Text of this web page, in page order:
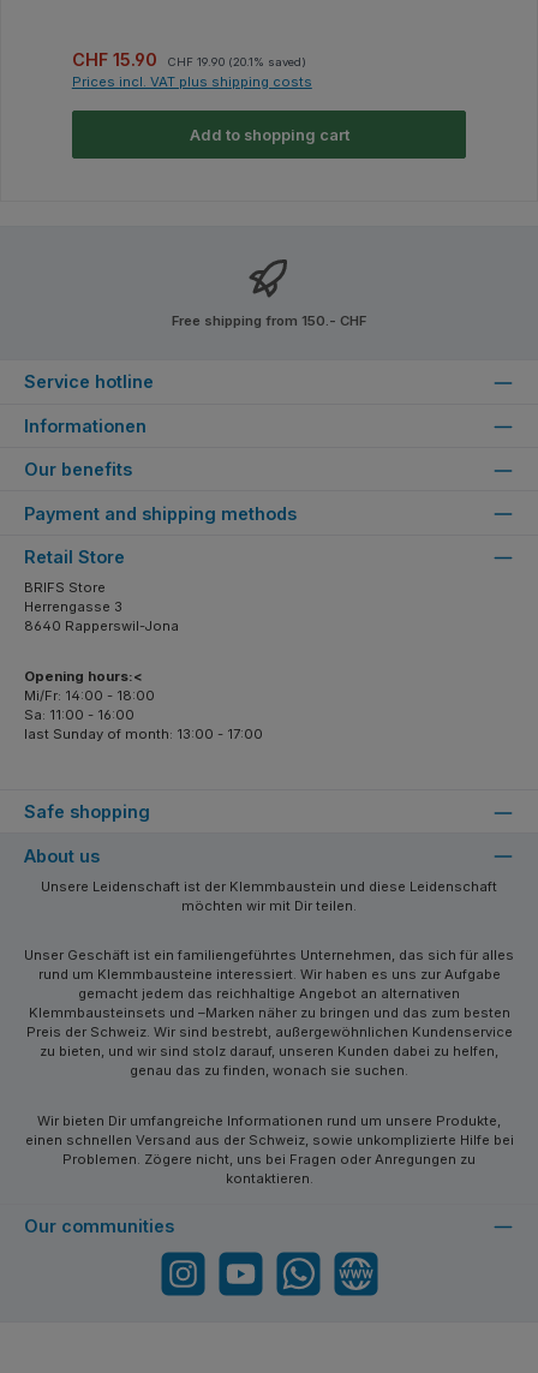
Sale price:
CHF 15.90 Regular price:
CHF 19.90 (20.1% saved)
Prices incl. VAT plus shipping costs
Add to shopping cart
Free shipping from 150.- CHF
Service hotline
Informationen
Our benefits
Payment and shipping methods
Safe shopping
Retail Store
BRIFS Store
Herrengasse 3
8640 Rapperswil-Jona
Opening hours:<
Mi/Fr: 14:00 - 18:00
Sa: 11:00 - 16:00
last Sunday of month: 13:00 - 17:00
About us
Unsere Leidenschaft ist der Klemmbaustein und diese Leidenschaft
möchten wir mit Dir teilen.
Unser Geschäft ist ein familiengeführtes Unternehmen, das sich für alles
rund um Klemmbausteine interessiert. Wir haben es uns zur Aufgabe
gemacht jedem das reichhaltige Angebot an alternativen
Klemmbausteinsets und –Marken näher zu bringen und das zum besten
Preis der Schweiz. Wir sind bestrebt, außergewöhnlichen Kundenservice
zu bieten, und wir sind stolz darauf, unseren Kunden dabei zu helfen,
genau das zu finden, wonach sie suchen.
Wir bieten Dir umfangreiche Informationen rund um unsere Produkte,
einen schnellen Versand aus der Schweiz, sowie unkomplizierte Hilfe bei
Problemen. Zögere nicht, uns bei Fragen oder Anregungen zu
kontaktieren.
Our communities
Instagram YouTube WhatsApp Website